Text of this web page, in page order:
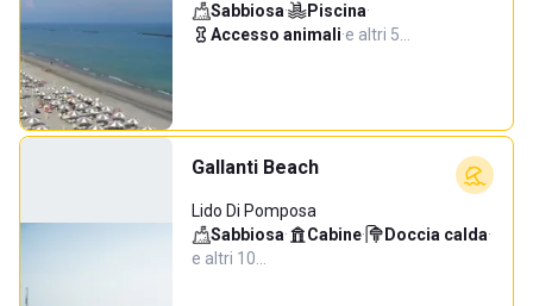
Sabbiosa· Piscina·
Accesso animali·e altri 5…
Gallanti Beach
Lido Di Pomposa
Sabbiosa· Cabine· Doccia calda·
e altri 10…